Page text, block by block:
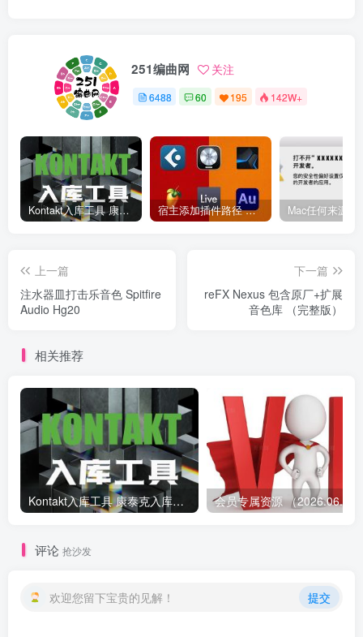
251编曲网 关注
6488 60 195 142W+
Kontakt入库工具 康泰克入库教程 宿主添加插件路径 插件路径设置 VSTPlugins路径
上一篇
注水器皿打击乐音色 Spitfire
Audio Hg20
下一篇
reFX Nexus 包含原厂+扩展
音色库 （完整版）
相关推荐
Kontakt入库工具 康泰克入库教程
评论 抢沙发
欢迎您留下宝贵的见解！ 提交